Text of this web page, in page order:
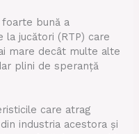
foarte bună a
la jucători (RTP) care
mare decât multe alte
plini de speranță
care atrag
industria acestora și